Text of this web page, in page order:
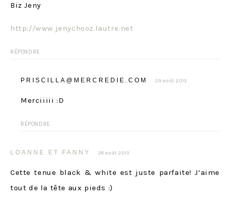
Biz Jeny
http://www.jenychooz.lautre.net
RÉPONDRE
PRISCILLA@MERCREDIE.COM 29 août 2013
Merciiiii :D
RÉPONDRE
LOANNE ET FANNY 28 août 2013
Cette tenue black & white est juste parfaite! J’aime
tout de la tête aux pieds :)